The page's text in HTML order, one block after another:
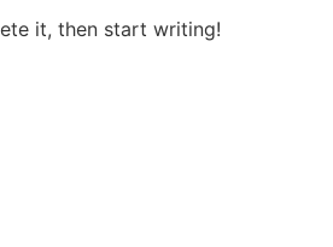
it, then start writing!